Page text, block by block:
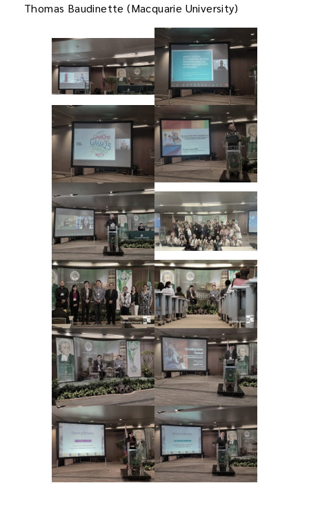
Thomas Baudinette (Macquarie University)